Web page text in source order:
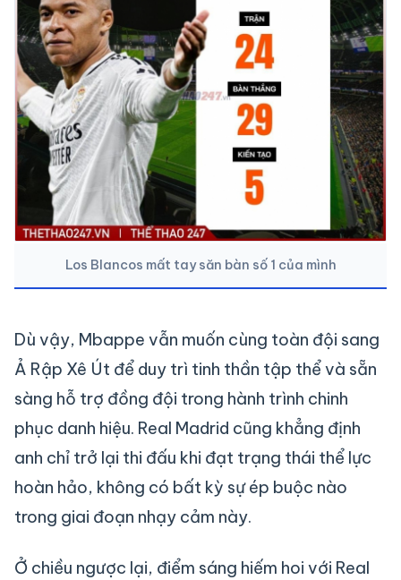
Los Blancos mất tay săn bàn số 1 của mình
Dù vậy, Mbappe vẫn muốn cùng toàn đội sang
Ả Rập Xê Út để duy trì tinh thần tập thể và sẵn
sàng hỗ trợ đồng đội trong hành trình chinh
phục danh hiệu. Real Madrid cũng khẳng định
anh chỉ trở lại thi đấu khi đạt trạng thái thể lực
hoàn hảo, không có bất kỳ sự ép buộc nào
trong giai đoạn nhạy cảm này.
Ở chiều ngược lại, điểm sáng hiếm hoi với Real